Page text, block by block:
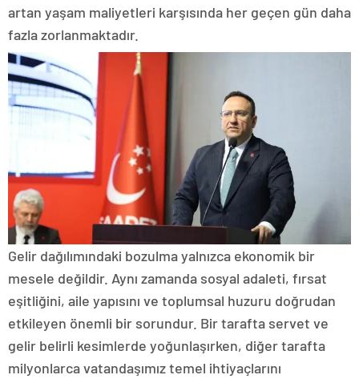
artan yaşam maliyetleri karşısında her geçen gün daha
fazla zorlanmaktadır.
Gelir dağılımındaki bozulma yalnızca ekonomik bir
mesele değildir. Aynı zamanda sosyal adaleti, fırsat
eşitliğini, aile yapısını ve toplumsal huzuru doğrudan
etkileyen önemli bir sorundur. Bir tarafta servet ve
gelir belirli kesimlerde yoğunlaşırken, diğer tarafta
milyonlarca vatandaşımız temel ihtiyaçlarını